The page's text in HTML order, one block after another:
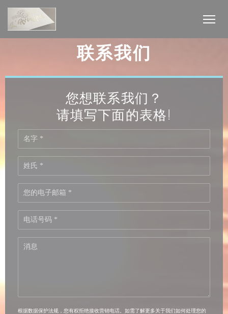
联系我们
您想联系我们？
请填写下面的表格!
根据数据保护法规，您有权拒绝接收营销电话。如需了解更多关于我们如何处理您的